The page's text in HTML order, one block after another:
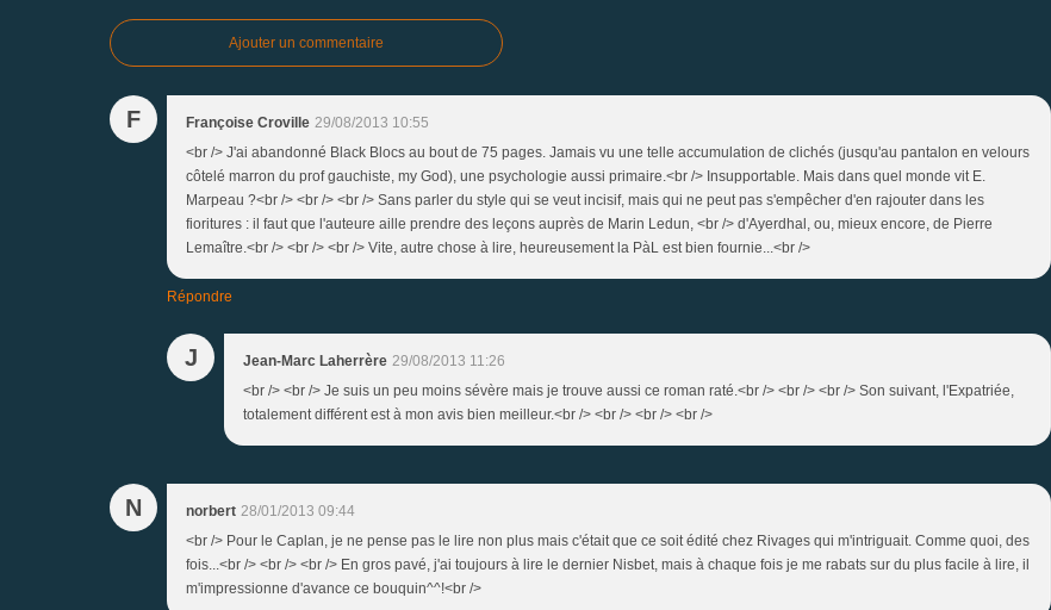
Ajouter un commentaire
F Françoise Croville 29/08/2013 10:55
<br /> J'ai abandonné Black Blocs au bout de 75 pages. Jamais vu une telle accumulation de clichés (jusqu'au pantalon en velours
côtelé marron du prof gauchiste, my God), une psychologie aussi primaire.<br /> Insupportable. Mais dans quel monde vit E.
Marpeau ?<br /> <br /> <br /> Sans parler du style qui se veut incisif, mais qui ne peut pas s'empêcher d'en rajouter dans les
fioritures : il faut que l'auteure aille prendre des leçons auprès de Marin Ledun, <br /> d'Ayerdhal, ou, mieux encore, de Pierre
Lemaître.<br /> <br /> <br /> Vite, autre chose à lire, heureusement la PàL est bien fournie...<br />
Répondre
J Jean-Marc Laherrère 29/08/2013 11:26
<br /> <br /> Je suis un peu moins sévère mais je trouve aussi ce roman raté.<br /> <br /> <br /> Son suivant, l'Expatriée,
totalement différent est à mon avis bien meilleur.<br /> <br /> <br /> <br />
N norbert 28/01/2013 09:44
<br /> Pour le Caplan, je ne pense pas le lire non plus mais c'était que ce soit édité chez Rivages qui m'intriguait. Comme quoi, des
fois...<br /> <br /> <br /> En gros pavé, j'ai toujours à lire le dernier Nisbet, mais à chaque fois je me rabats sur du plus facile à lire, il
m'impressionne d'avance ce bouquin^^!<br />